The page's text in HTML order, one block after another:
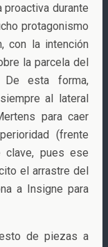
proactiva durante
protagonismo
con la intención
la parcela del
De esta forma,
al lateral
para caer
(frente
clave, pues ese
el arrastre del
a Insigne para
de piezas a